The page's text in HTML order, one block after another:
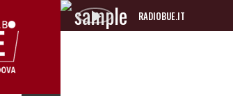
RADIOBUE.IT
Audio